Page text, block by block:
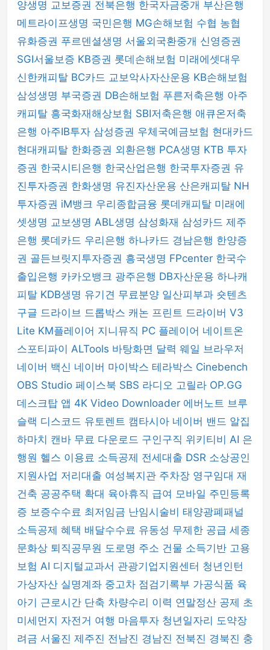
양생명 교보증권 전북은행 한국자금중개 부산은행
메트라이프생명 국민은행 MG손해보험 수협 농협
유화증권 푸르덴셜생명 서울외국환중개 신영증권
SGI서울보증 KB증권 롯데손해보험 미래에셋대우
신한캐피탈 BC카드 교보악사자산운용 KB손해보험
삼성생명 부국증권 DB손해보험 푸른저축은행 아주
캐피탈 흥국화재해상보험 SBI저축은행 애큐온저축
은행 아주IB투자 삼성증권 우체국예금보험 현대카드
현대캐피탈 한화증권 외환은행 PCA생명 KTB 투자
증권 한국시티은행 한국산업은행 한국투자증권 유
진투자증권 한화생명 유진자산운용 산은캐피탈 NH
투자증권 iM뱅크 우리종합금융 롯데캐피탈 미래에
셋생명 교보생명 ABL생명 삼성화재 삼성카드 제주
은행 롯데카드 우리은행 하나카드 경남은행 한양증
권 골든브릿지투자증권 흥국생명 FPcenter 한국수
출입은행 카카오뱅크 광주은행 DB자산운용 하나캐
피탈 KDB생명 유기견 무료분양 일산피부과 숏텐츠
구글 드라이브 드롭박스 캐논 프린트 드라이버 V3
Lite KM플레이어 지니뮤직 PC 플레이어 네이트온
스포티파이 ALTools 바탕화면 달력 웨일 브라우저
네이버 백신 네이버 마이박스 테라박스 Cinebench
OBS Studio 페이스북 SBS 라디오 고릴라 OP.GG
데스크탑 앱 4K Video Downloader 에버노트 브루
슬랙 디스코드 유토렌트 캠타시아 네이버 밴드 알집
하마치 캔바 무료 다운로드 구인구직 위키티비 AI 은
행원 헬스 이용료 소득공제 전세대출 DSR 소상공인
지원사업 저리대출 여성복지관 주차장 영구임대 재
건축 공공주택 확대 육아휴직 급여 모바일 주민등록
증 보증수수료 최저임금 난임시술비 태양광폐패널
소득공제 혜택 배달수수료 유동성 무제한 공급 세종
문화상 퇴직공무원 도로명 주소 건물 소득기반 고용
보험 AI 디지털교과서 관광기업지원센터 청년인턴
가상자산 실명계좌 중고차 점검기록부 가공식품 육
아기 근로시간 단축 차량수리 이력 연말정산 공제 초
미세먼지 자전거 여행 마음투자 청년일자리 도약장
려금 서울진 제주진 전남진 경남진 전북진 경북진 충